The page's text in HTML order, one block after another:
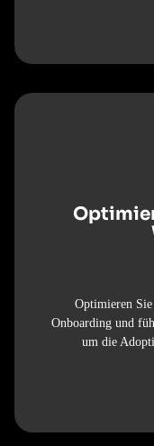
Optimieren
Onboarding und
um die